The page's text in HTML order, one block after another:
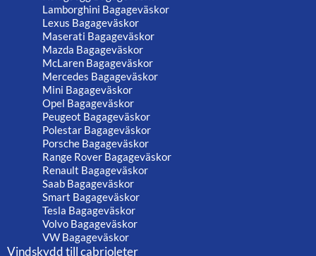
Lamborghini Bagageväskor
Lexus Bagageväskor
Maserati Bagageväskor
Mazda Bagageväskor
McLaren Bagageväskor
Mercedes Bagageväskor
Mini Bagageväskor
Opel Bagageväskor
Peugeot Bagageväskor
Polestar Bagageväskor
Porsche Bagageväskor
Range Rover Bagageväskor
Renault Bagageväskor
Saab Bagageväskor
Smart Bagageväskor
Tesla Bagageväskor
Volvo Bagageväskor
VW Bagageväskor
Vindskydd till cabrioleter